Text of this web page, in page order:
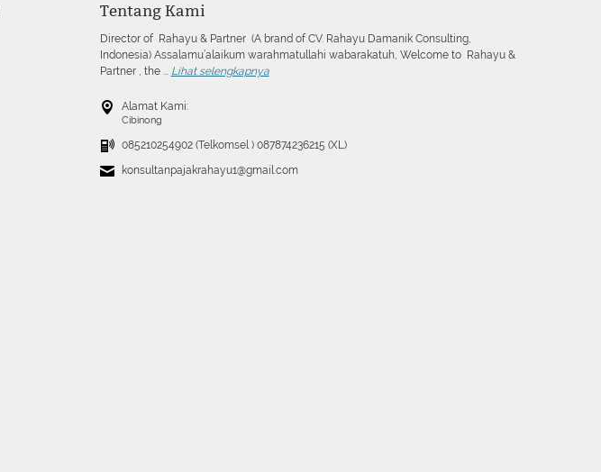
Tentang Kami
Director of Rahayu & Partner (A brand of CV. Rahayu Damanik Consulting,
Indonesia) Assalamu’alaikum warahmatullahi wabarakatuh, Welcome to Rahayu &
Partner , the ...
Lihat selengkapnya
Alamat Kami:
Cibinong
085210254902 (Telkomsel ) 087874236215 (XL)
konsultanpajakrahayu1@gmail.com